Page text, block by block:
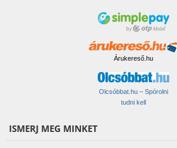
Árukereső.hu
Olcsóbbat.hu – Spórolni
tudni kell
ISMERJ MEG MINKET